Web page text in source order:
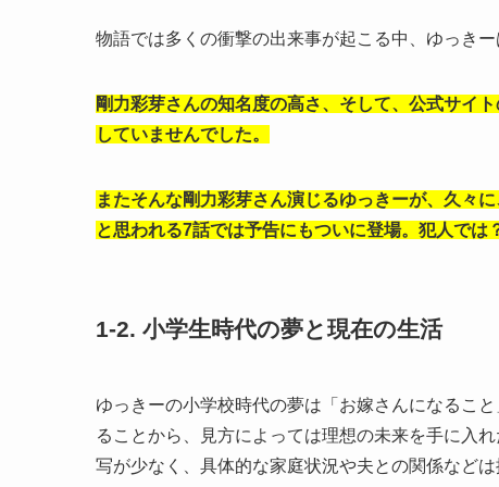
物語では多くの衝撃の出来事が起こる中、ゆっき
剛力彩芽さんの知名度の高さ、そして、公式サイ
していませんでした。
またそんな剛力彩芽さん演じるゆっきーが、久々
と思われる7話では予告にもついに登場。犯人では
1-2. 小学生時代の夢と現在の生活
ゆっきーの小学校時代の夢は「お嫁さんになるこ
ることから、見方によっては理想の未来を手に入
写が少なく、具体的な家庭状況や夫との関係などは